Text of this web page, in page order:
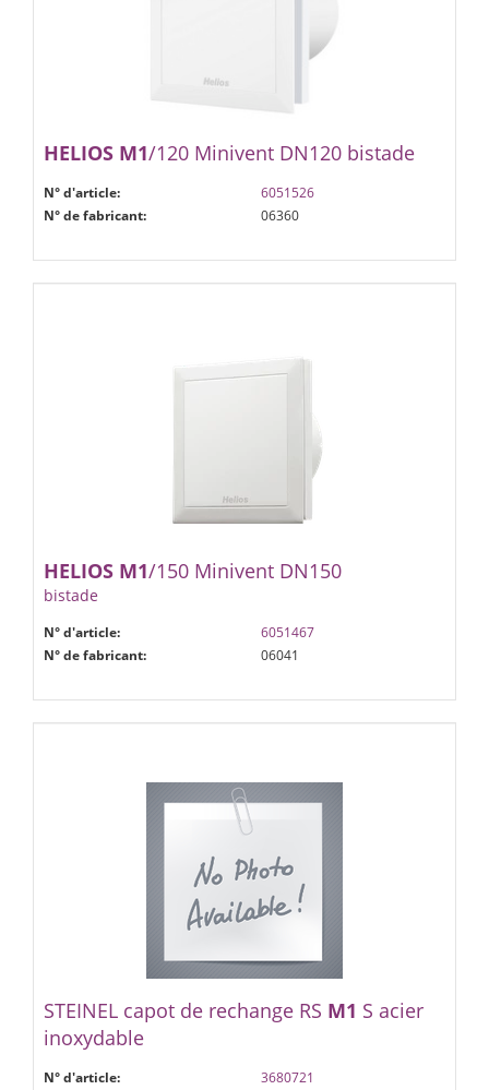
HELIOS M1/120 Minivent DN120 bistade
N° d'article:
6051526
N° de fabricant:
06360
HELIOS M1/150 Minivent DN150
bistade
N° d'article:
6051467
N° de fabricant:
06041
STEINEL capot de rechange RS M1 S acier
inoxydable
N° d'article:
3680721